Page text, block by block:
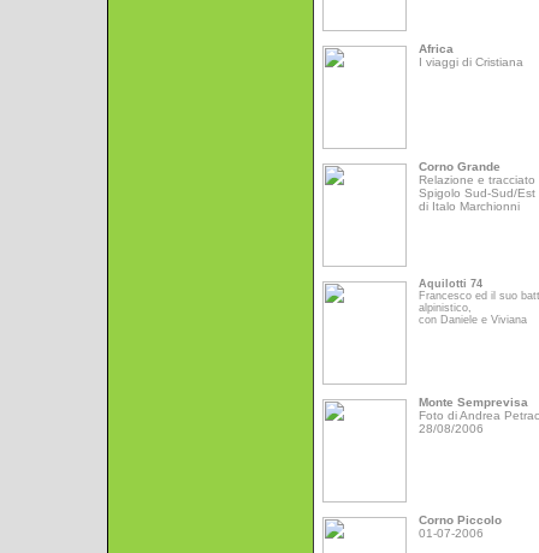
Africa
I viaggi di Cristiana
Corno Grande
Relazione e tracciato
Spigolo Sud-Sud/Est
di Italo Marchionni
Aquilotti 74
Francesco ed il suo
alpinistico,
con Daniele e Viviana
Monte Semprevisa
Foto di Andrea
28/08/2006
Corno Piccolo
01-07-2006